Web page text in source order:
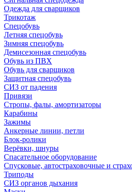
Одежда для сварщиков
Трикотаж
Спецобувь
Летняя спецобувь
Зимняя спецобувь
Демисезонная спецобувь
Обувь из ПВХ
Обувь для сварщиков
Защитная спецобувь
СИЗ от падения
Привязи
Стропы, фалы, амортизаторы
Карабины
Зажимы
Анкерные линии, петли
Блок-ролики
Верёвки, шнуры
Спасательное оборудование
Спусковые, автостраховочные и
Триподы
СИЗ органов дыхания